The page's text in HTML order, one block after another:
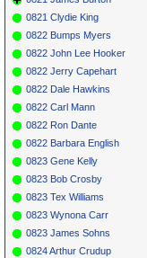
0821 Clydie King
0822 Bumps Myers
0822 John Lee Hooker
0822 Jerry Capehart
0822 Dale Hawkins
0822 Carl Mann
0822 Ron Dante
0822 Barbara English
0823 Gene Kelly
0823 Bob Crosby
0823 Tex Williams
0823 Wynona Carr
0823 James Sohns
0824 Arthur Crudup